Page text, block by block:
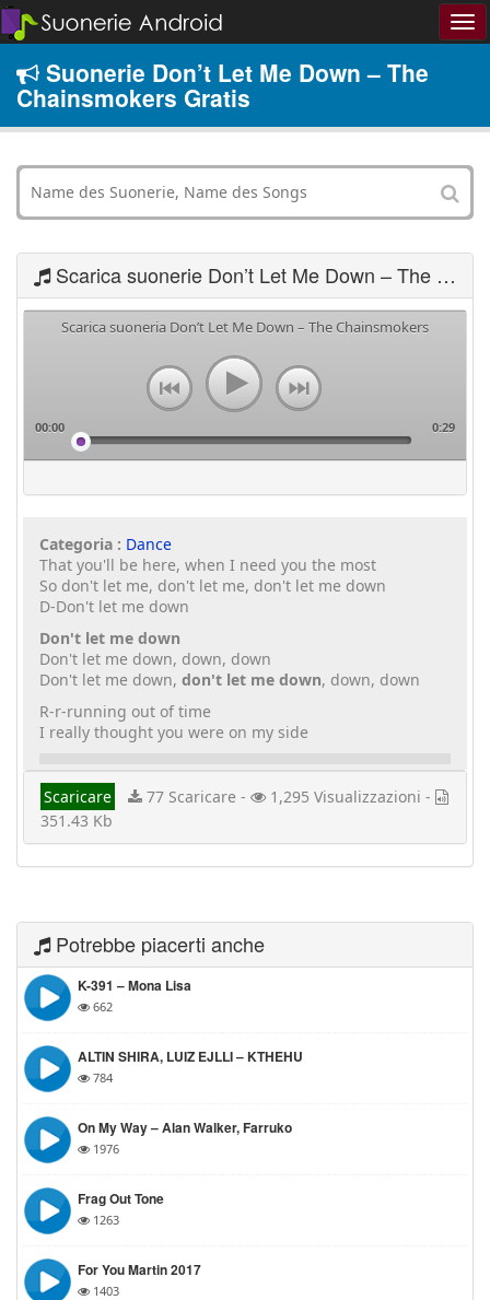
Suonerie Don’t Let Me Down – The
Chainsmokers Gratis
Scarica suonerie Don’t Let Me Down – The Chainsmokers
Scarica suoneria Don’t Let Me Down – The Chainsmokers
00:00 0:29
Categoria : Dance
That you'll be here, when I need you the most
So don't let me, don't let me, don't let me down
D-Don't let me down
Don't let me down
Don't let me down, down, down
Don't let me down, don't let me down, down, down
R-r-running out of time
I really thought you were on my side
Scaricare 77 Scaricare -
1,295 Visualizzazioni -
351.43 Kb
Potrebbe piacerti anche
K-391 – Mona Lisa
662
ALTIN SHIRA, LUIZ EJLLI – KTHEHU
784
On My Way – Alan Walker, Farruko
1976
Frag Out Tone
1263
For You Martin 2017
1403